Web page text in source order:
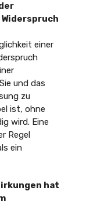
einer
und das
zu
ist, ohne
wird. Eine
Regel
ein
hat